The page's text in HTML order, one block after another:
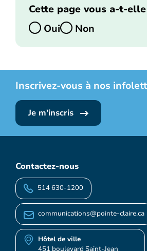
Cette page vous a-t-
Oui
Non
Inscrivez-vous à nos
Je m'inscris
Contactez-nous
514 630-1200
communications@pointe-claire.ca
Hôtel de ville
451 boulevard Saint-Jean